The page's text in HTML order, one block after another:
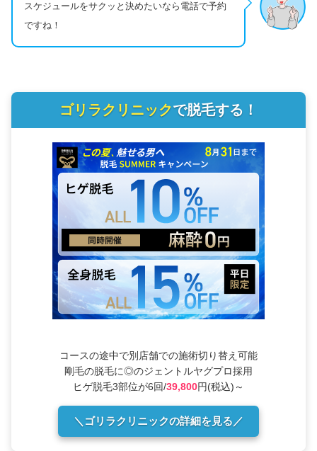
スケジュールをサクッと決めたいなら電話で予約
ですね！
ゴリラクリニックで脱毛する！
コースの途中で別店舗での施術切り替え可能
剛毛の脱毛に◎のジェントルヤグプロ採用
ヒゲ脱毛3部位が6回/39,800円(税込)～
＼ゴリラクリニックの詳細を見る／